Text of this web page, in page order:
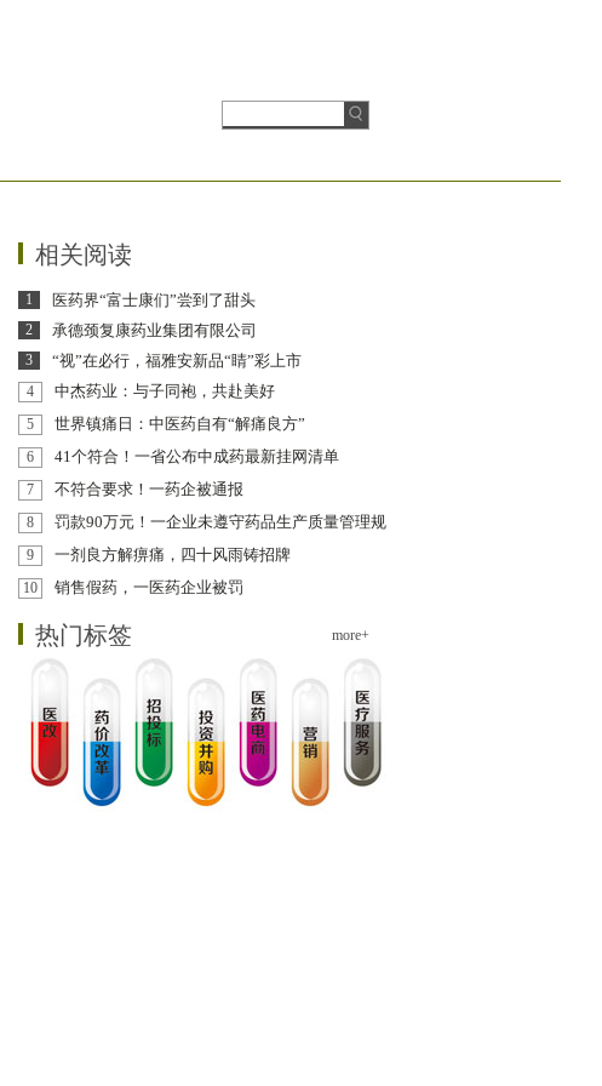
相关阅读
1 医药界“富士康们”尝到了甜头
2 承德颈复康药业集团有限公司
3 “视”在必行，福雅安新品“睛”彩上市
4 中杰药业：与子同袍，共赴美好
5 世界镇痛日：中医药自有“解痛良方”
6 41个符合！一省公布中成药最新挂网清单
7 不符合要求！一药企被通报
8
罚款90万元！一企业未遵守药品生产质量管理规
9 一剂良方解痹痛，四十风雨铸招牌
10 销售假药，一医药企业被罚
热门标签 more+